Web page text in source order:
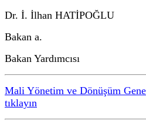
Dr. İ. İlhan HATİPOĞLU
Bakan a.
Bakan Yardımcısı
Mali Yönetim ve Dönüşüm
tıklayın